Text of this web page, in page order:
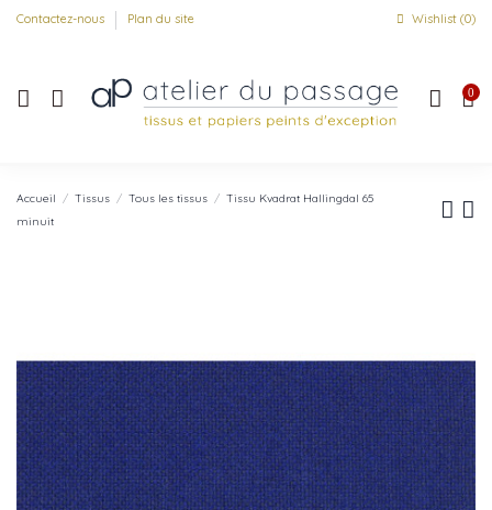
Contactez-nous Plan du site Wishlist (0)
0
Accueil Tissus Tous les tissus
Tissu Kvadrat Hallingdal 65
minuit